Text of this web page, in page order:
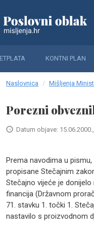
KONTNI PLAN
Naslovnica Mišljenja
Porezni
Datum objave:
Prema navodima u
propisane Stečajnim
Stečajno vijeće je
financija (Državnom
71. stavku 1. točki 1.
nastavilo s proizvodnom